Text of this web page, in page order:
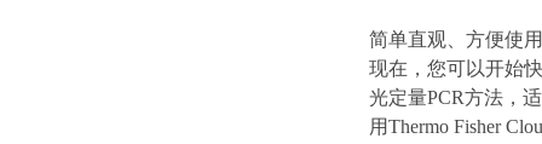
简单直观、方便使
现在，您可以开始
光定量PCR方法，
用Thermo Fisher